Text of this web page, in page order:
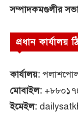
সম্পাদকমণ্ডলীর
প্রধান কার্যালয়
কার্যালয়: পলাশপোল
মোবাইল:
ইমেইল: